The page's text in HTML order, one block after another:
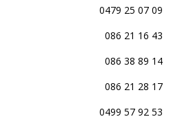
0479 25 07 09
086 21 16 43
086 38 89 14
086 21 28 17
0499 57 92 53